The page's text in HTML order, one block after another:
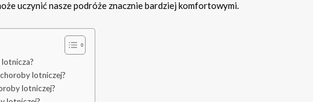
uczynić nasze podróże znacznie bardziej komfortowymi.
lotniczej?
lotniczej?